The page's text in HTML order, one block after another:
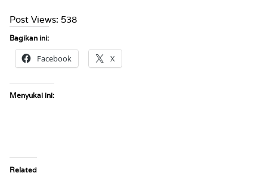
Post Views: 538
Bagikan ini:
Facebook X
Menyukai ini:
Related